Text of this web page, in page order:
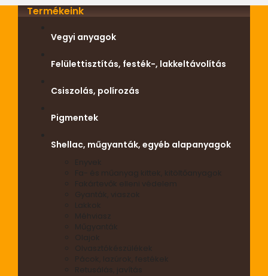
Termékeink
Vegyi anyagok
Felülettisztítás, festék-, lakkeltávolítás
Csiszolás, polírozás
Pigmentek
Shellac, műgyanták, egyéb alapanyagok
Enyvek
Fa- és műanyag kittek, kitöltőanyagok
Fakártevők elleni védelem
Gyanták, viaszok
Lakkok
Méhviasz
Műgyanták
Olajok
Olvasztókészülékek
Pácok, lazúrok, festékek
Retusálás, javítás